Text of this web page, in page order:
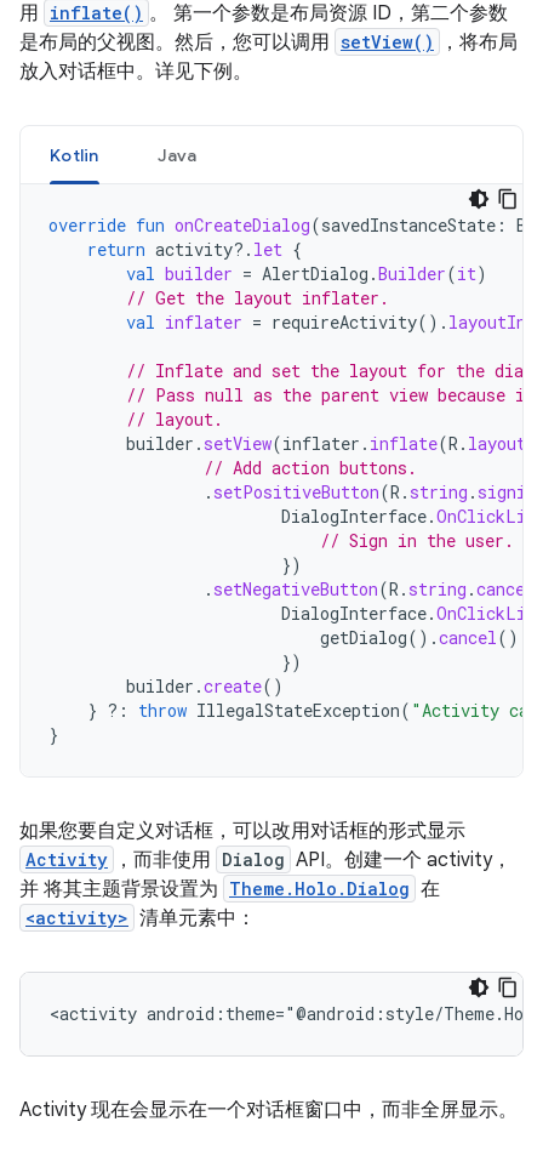
用 inflate() 。 第一个参数是布局资源 ID，第二个参数
是布局的父视图。然后，您可以调用 setView()
，将布局
放入对话框中。详见下例。
Kotlin Java
override fun onCreateDialog(savedInstanceState :
return activity?. let {
val builder = AlertDialog .Builder(it)
// Get the layout inflater.
val inflater = requireActivity().
// Inflate and set the layout for the
// Pass null as the parent view because
// layout.
builder . setView(inflater . inflate(R . layout
// Add action buttons.
. setPositiveButton(R . string . signin
DialogInterface.
// Sign in the user.
})
. setNegativeButton(R . string .cancel
DialogInterface.
getDialog().cancel ()
})
builder .create()
} ?: throw IllegalStateException( "Activity
}
如果您要自定义对话框，可以改用对话框的形式显示
Activity ，而非使用 Dialog API。创建一个 activity，
并 将其主题背景设置为 Theme.Holo.Dialog 在
<activity> 清单元素中：
<activity android:theme="@android:style/
Activity 现在会显示在一个对话框窗口中，而非全屏显示。